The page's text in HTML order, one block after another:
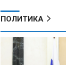
ПОЛИТИКА